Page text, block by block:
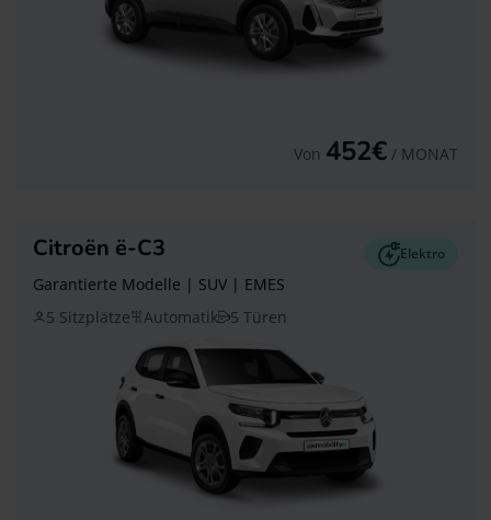
Von 452€ / MONAT
Citroën ë-C3 Elektro
Garantierte Modelle | SUV | EMES
5 Sitzplätze
Automatik 5 Türen